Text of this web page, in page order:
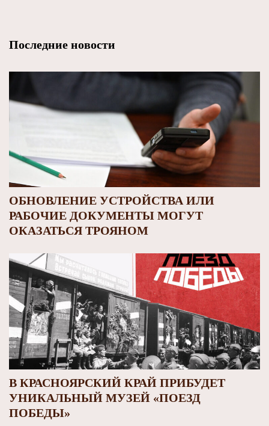
Последние новости
ОБНОВЛЕНИЕ УСТРОЙСТВА ИЛИ
РАБОЧИЕ ДОКУМЕНТЫ МОГУТ
ОКАЗАТЬСЯ ТРОЯНОМ
В КРАСНОЯРСКИЙ КРАЙ ПРИБУДЕТ
УНИКАЛЬНЫЙ МУЗЕЙ «ПОЕЗД
ПОБЕДЫ»